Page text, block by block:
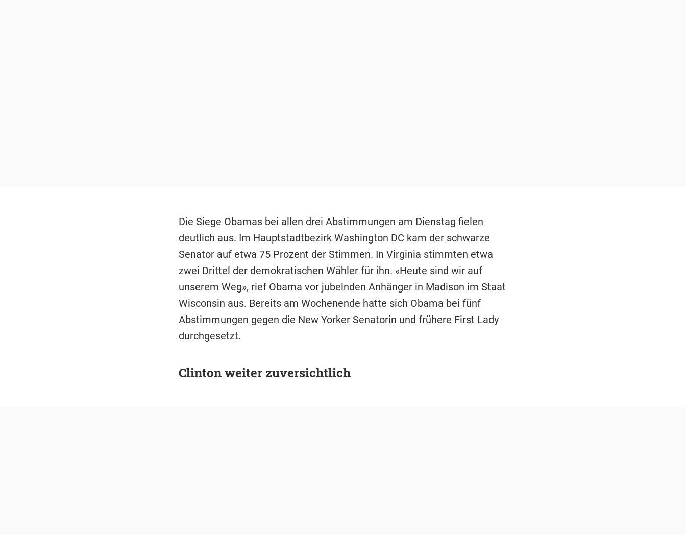
Die Siege Obamas bei allen drei Abstimmungen am Dienstag fielen
deutlich aus. Im Hauptstadtbezirk Washington DC kam der schwarze
Senator auf etwa 75 Prozent der Stimmen. In Virginia stimmten etwa
zwei Drittel der demokratischen Wähler für ihn. «Heute sind wir auf
unserem Weg», rief Obama vor jubelnden Anhänger in Madison im Staat
Wisconsin aus. Bereits am Wochenende hatte sich Obama bei fünf
Abstimmungen gegen die New Yorker Senatorin und frühere First Lady
durchgesetzt.
Clinton weiter zuversichtlich